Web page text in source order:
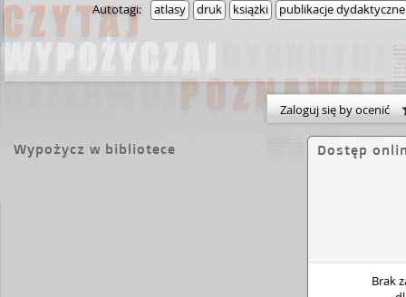
Autotagi: atlasy druk książki publikacje dydaktyczne
Zaloguj się by ocenić
Wypożycz w bibliotece Dostęp
Brak